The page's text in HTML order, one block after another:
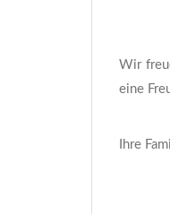
Wir
eine
Ihre